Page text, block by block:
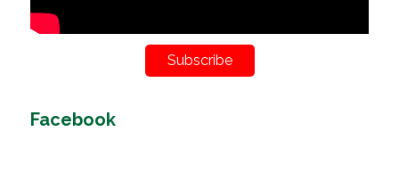
Subscribe
Facebook